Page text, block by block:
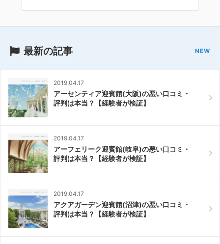
最新の記事
2019.04.17
アーセンティア迎賓館(大阪)の悪い口コミ・
評判は本当？【経験者が検証】
2019.04.17
アーフェリーク迎賓館(岐阜)の悪い口コミ・
評判は本当？【経験者が検証】
2019.04.17
アクアガーデン迎賓館(沼津)の悪い口コミ・
評判は本当？【経験者が検証】